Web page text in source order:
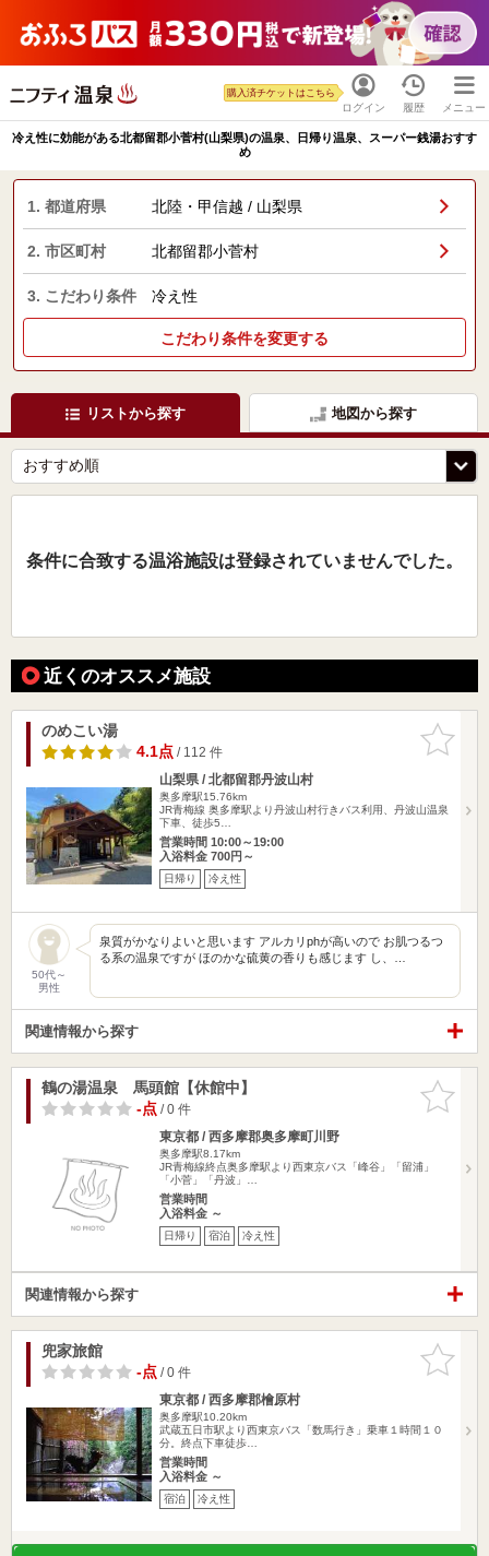
ログイン
購入済チケットはこちら
履歴 メニュー
冷え性に効能がある北都留郡小菅村(山梨県)の温泉、日帰り温泉、スーパー銭湯おすす
め
1. 都道府県 北陸・甲信越 / 山梨県
2. 市区町村 北都留郡小菅村
3. こだわり条件 冷え性
こだわり条件を変更する
リストから探す 地図から探す
条件に合致する温浴施設は登録されていませんでした。
近くのオススメ施設
お気に入
りに追加
のめこい湯
4.1点/ 112 件
山梨県 / 北都留郡丹波山村
奥多摩駅15.76km
JR青梅線 奥多摩駅より丹波山村行きバス利用、丹波山温泉
下車、徒歩5…
営業時間 10:00～19:00
入浴料金 700円～
日帰り 冷え性
50代～
男性
泉質がかなりよいと思います アルカリphが高いので お肌つるつ
る系の温泉ですが ほのかな硫黄の香りも感じます し、…
関連情報から探す
お気に入
りに追加
鶴の湯温泉 馬頭館【休館中】
-点/ 0 件
東京都 / 西多摩郡奥多摩町川野
奥多摩駅8.17km
JR青梅線終点奥多摩駅より西東京バス「峰谷」「留浦」
「小菅」「丹波」…
営業時間
入浴料金 ～
日帰り 宿泊 冷え性
関連情報から探す
お気に入
りに追加
兜家旅館
-点/ 0 件
東京都 / 西多摩郡檜原村
奥多摩駅10.20km
武蔵五日市駅より西東京バス「数馬行き」乗車１時間１０
分。終点下車徒歩…
営業時間
入浴料金 ～
宿泊 冷え性